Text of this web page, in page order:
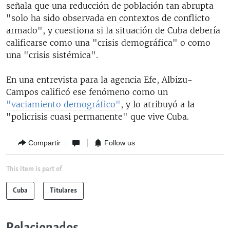
señala que una reducción de población tan abrupta
"solo ha sido observada en contextos de conflicto
armado", y cuestiona si la situación de Cuba debería
calificarse como una "crisis demográfica" o como
una "crisis sistémica".
En una entrevista para la agencia Efe, Albizu-
Campos calificó ese fenómeno como un
"vaciamiento demográfico" , y lo atribuyó a la
"policrisis cuasi permanente" que vive Cuba.
Compartir Follow us
This item is part of
Cuba Titulares